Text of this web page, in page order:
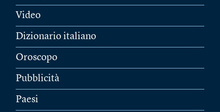
Video
Dizionario italiano
Oroscopo
Pubblicità
Paesi